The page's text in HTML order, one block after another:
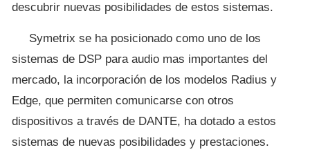
descubrir nuevas posibilidades de estos sistemas.
Symetrix se ha posicionado como uno de los
sistemas de DSP para audio mas importantes del
mercado, la incorporación de los modelos Radius y
Edge, que permiten comunicarse con otros
dispositivos a través de DANTE, ha dotado a estos
sistemas de nuevas posibilidades y prestaciones.